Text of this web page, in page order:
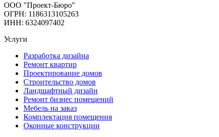
ООО "Проект-Бюро"
ОГРН: 1186313105263
ИНН: 6324097402
Услуги
Разработка дизайна
Ремонт квартир
Проектирование домов
Строительство домов
Ландшафтный дизайн
Ремонт бизнес помещений
Мебель на заказ
Комплектация помещения
Оконные конструкции